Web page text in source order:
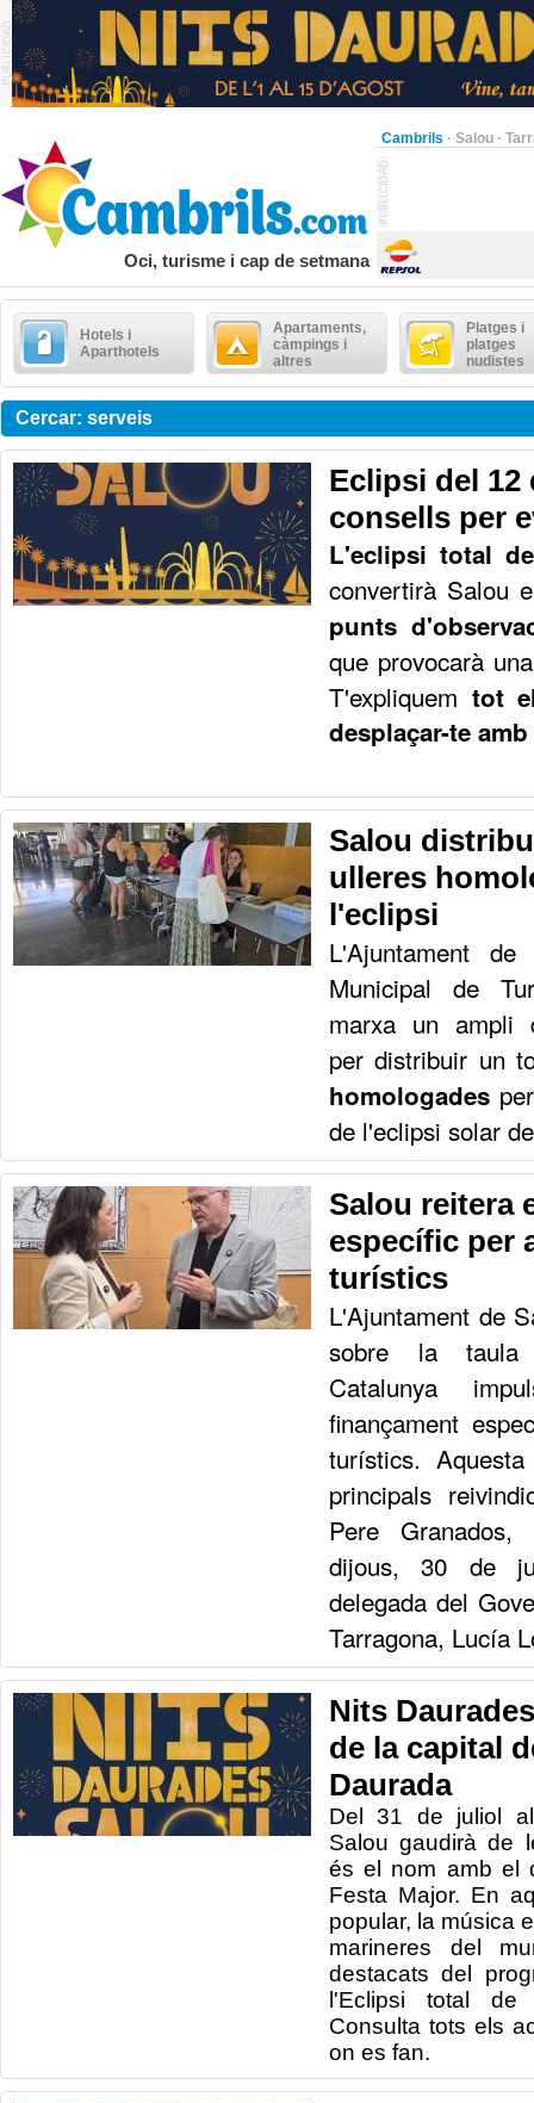
Cambrils · Salou ·
Oci, turisme i cap de setmana
Hotels i
Aparthotels
Apartaments,
càmpings i
altres
Platges i
platges
nudistes
Cercar: serveis
Eclipsi del 12
consells per
L'eclipsi total
convertirà Salou
punts
que provocarà
T'expliquem tot
desplaçar-te
Salou
ulleres
l'eclipsi
L'Ajuntament
Municipal de
marxa un ampli
per distribuir un
homologades
de l'eclipsi solar
Salou reitera
específic per
turístics
L'Ajuntament de
sobre la taula
Catalunya
finançament
turístics.
principals
Pere
dijous, 30 de
delegada del
Tarragona, Lucía
Nits
de la capital
Daurada
Del 31 de juliol
Salou gaudirà de
és el nom amb el
Festa Major. En
popular, la música
marineres del
destacats del
l'Eclipsi total
Consulta tots els
on es fan.